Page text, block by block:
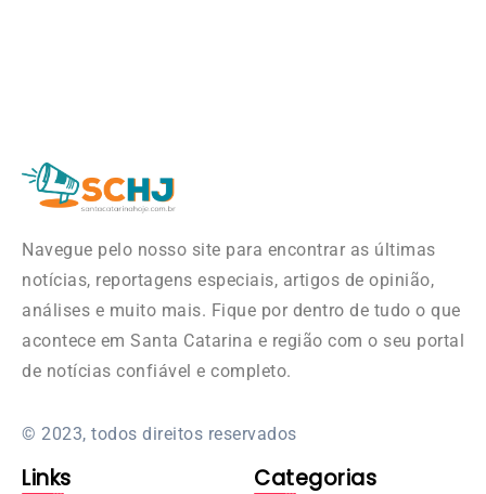
Navegue pelo nosso site para encontrar as últimas
notícias, reportagens especiais, artigos de opinião,
análises e muito mais. Fique por dentro de tudo o que
acontece em Santa Catarina e região com o seu portal
de notícias confiável e completo.
© 2023, todos direitos reservados
Links Categorias